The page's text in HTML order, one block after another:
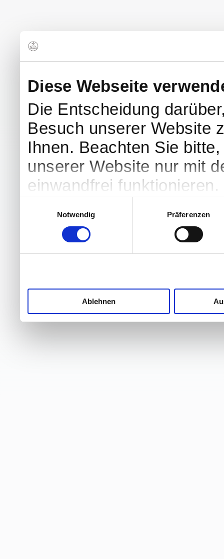
Diese Webseite
Die Entscheidung
Besuch unserer Website
Ihnen. Beachten Sie
unserer Website nur mit
einwandfrei funktionieren.
Notwendig
Präferenzen
Ablehnen